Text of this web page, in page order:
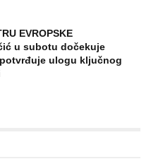
EVROPSKE
u subotu dočekuje
ulogu ključnog